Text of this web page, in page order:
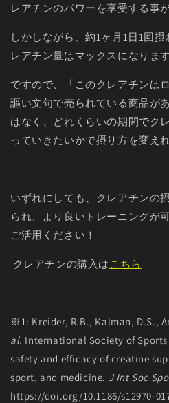
レアチンのパワーを享受する事
しかしながら、約1ヶ月 1日1回摂
レアチン量はマックスになります
ですので、「このクレアチンは
謳い文句で売られている商品が
はなく、どれくらいの期間でク
っていきたいかで摂り方を変え
いずれにしても、クレアチンの
られ、より良いトレーニングが
ご活用ください！
クレアチンの購入は こちら
※1: Kreider, R.B., Kalman, D.S.,
al. International Society of
safety and efficacy of creatine
sport, and medicine. J Int Soc
https://doi.org/10.1186/s12970-